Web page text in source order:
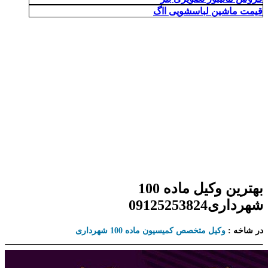
قیمت ماشین لباسشویی ااگ
بهترین وکیل ماده 100
شهرداری09125253824
در شاخه : وکیل متخصص کمیسیون ماده 100 شهرداری